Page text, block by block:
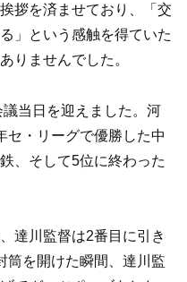
拶を済ませており、「交
」という感触を得ていた
りませんでした。
当日を迎えました。河
セ・リーグで優勝した中
、そして5位に終わった
達川監督は2番目に引き
筒を開けた瞬間、達川監